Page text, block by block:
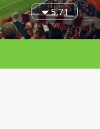
5,71